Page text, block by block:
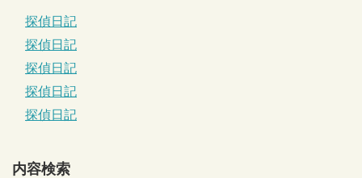
探偵日記
探偵日記
探偵日記
探偵日記
探偵日記
内容検索